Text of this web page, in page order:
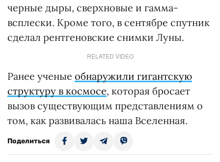
черные дыры, сверхновые и гамма-
всплески. Кроме того, в сентябре спутник
сделал рентгеновские снимки Луны.
RELATED VIDEO
Ранее ученые обнаружили гигантскую
структуру в космосе, которая бросает
вызов существующим представлениям о
том, как развивалась наша Вселенная.
Поделиться